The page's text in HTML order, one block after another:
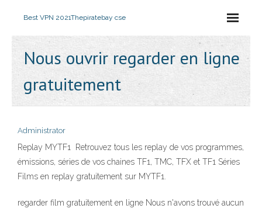
Best VPN 2021Thepiratebay cse
Nous ouvrir regarder en ligne
gratuitement
Administrator
Replay MYTF1 ️ Retrouvez tous les replay de vos programmes,
émissions, séries de vos chaines TF1, TMC, TFX et TF1 Séries
Films en replay gratuitement sur MYTF1.
regarder film gratuitement en ligne Nous n'avons trouvé aucun